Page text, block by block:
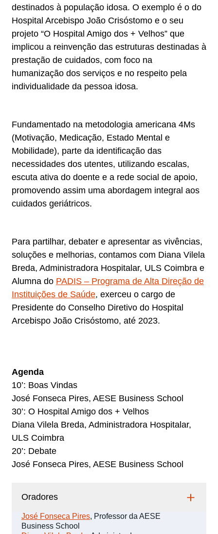
destinados à população idosa. O exemplo é o do
Hospital Arcebispo João Crisóstomo e o seu
projeto “O Hospital Amigo dos + Velhos” que
implicou a reinvenção das estruturas destinadas à
prestação de cuidados, com foco na
humanização dos serviços e no respeito pela
individualidade da pessoa idosa.
Fundamentado na metodologia americana 4Ms
(Motivação, Medicação, Estado Mental e
Mobilidade), parte da identificação das
necessidades dos utentes, utilizando escalas,
escuta ativa do doente e a rede social de apoio,
promovendo assim uma abordagem integral aos
cuidados geriátricos.
Para partilhar, debater e apresentar as vivências,
soluções e melhorias, contamos com Diana Vilela
Breda, Administradora Hospitalar, ULS Coimbra e
Alumna do PADIS – Programa de Alta Direção de
Instituições de Saúde, exerceu o cargo de
Presidente do Conselho Diretivo do Hospital
Arcebispo João Crisóstomo, até 2023.
Agenda
10’: Boas Vindas
José Fonseca Pires, AESE Business School
30’: O Hospital Amigo dos + Velhos
Diana Vilela Breda, Administradora Hospitalar,
ULS Coimbra
20’: Debate
José Fonseca Pires, AESE Business School
Oradores
José Fonseca Pires, Professor da AESE
Business School